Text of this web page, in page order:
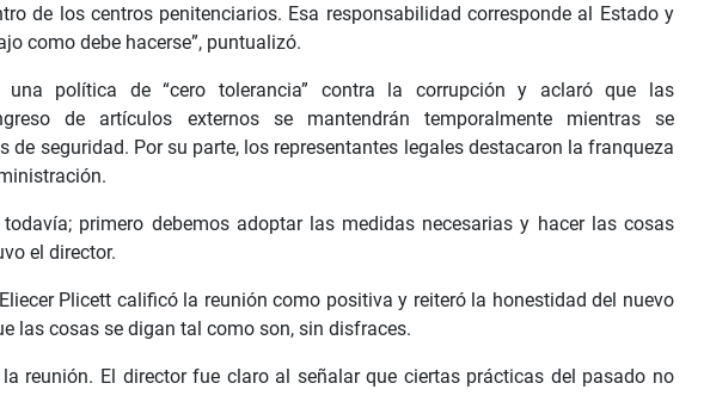
de los centros penitenciarios. Esa responsabilidad corresponde al Estado y
como debe hacerse”, puntualizó.
una política de “cero tolerancia” contra la corrupción y aclaró que las
de artículos externos se mantendrán temporalmente mientras se
de seguridad. Por su parte, los representantes legales destacaron la franqueza
primero debemos adoptar las medidas necesarias y hacer las cosas
el director.
Plicett calificó la reunión como positiva y reiteró la honestidad del nuevo
las cosas se digan tal como son, sin disfraces.
reunión. El director fue claro al señalar que ciertas prácticas del pasado no